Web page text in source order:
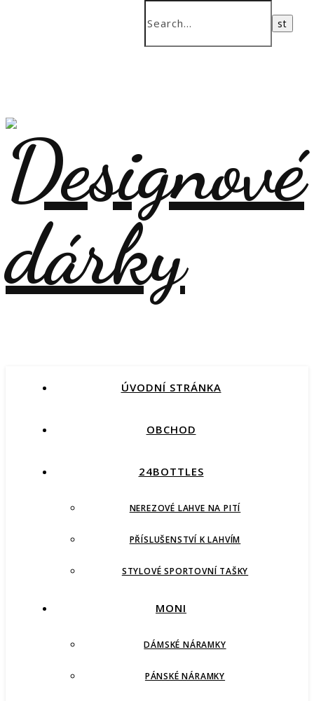
ÚVODNÍ STRÁNKA
OBCHOD
24BOTTLES
NEREZOVÉ LAHVE NA PITÍ
PŘÍSLUŠENSTVÍ K LAHVÍM
STYLOVÉ SPORTOVNÍ TAŠKY
MONI
DÁMSKÉ NÁRAMKY
PÁNSKÉ NÁRAMKY